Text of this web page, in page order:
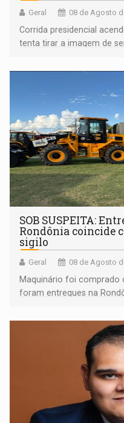
Geral 08 de Agosto
Corrida presidencial
tenta tirar a imagem de
não ter entrado no modo
SOB SUSPEITA:
Rondônia coincide
sigilo
Geral 08 de Agosto
Maquinário foi comprado
foram entregues na